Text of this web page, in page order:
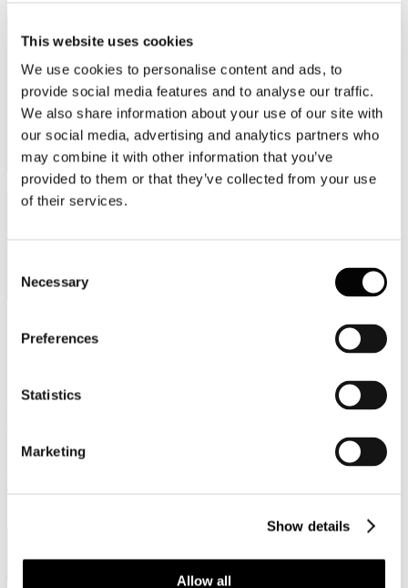
This website uses cookies
We use cookies to personalise content and ads, to
provide social media features and to analyse our traffic.
We also share information about your use of our site with
our social media, advertising and analytics partners who
may combine it with other information that you’ve
provided to them or that they’ve collected from your use
of their services.
Selection
Necessary
Preferences
Statistics
Marketing
Show details
Allow all
Categorie merceologiche
Milano
Fax. +39 02-290.033.96
Roma